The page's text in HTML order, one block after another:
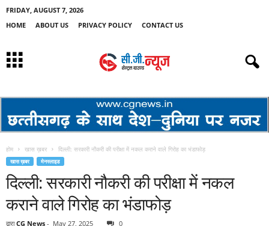
FRIDAY, AUGUST 7, 2026
HOME
ABOUT US PRIVACY POLICY CONTACT US
होम खास ख़बर दिल्ली: सरकारी नौकरी की परीक्षा में नकल कराने वाले गिरोह का भंडाफोड़
खास ख़बर मेनस्लाइड
दिल्ली: सरकारी नौकरी की परीक्षा में नकल
कराने वाले गिरोह का भंडाफोड़
द्वारा CG News - May 27, 2025 0